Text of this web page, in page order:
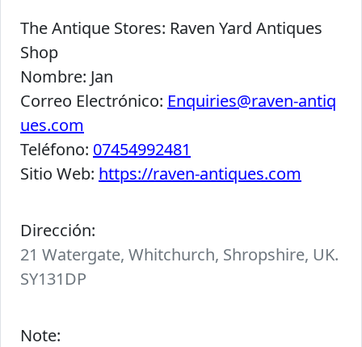
The Antique Stores: Raven Yard Antiques
Shop
Nombre: Jan
Correo Electrónico: Enquiries@raven-antiq
ues.com
Teléfono: 07454992481
Sitio Web: https://raven-antiques.com
Dirección:
21 Watergate, Whitchurch, Shropshire, UK.
SY131DP
Note: